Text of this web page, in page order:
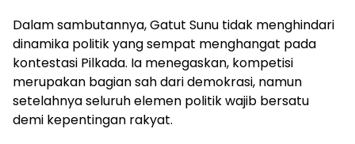
Dalam sambutannya, Gatut Sunu tidak menghindari
dinamika politik yang sempat menghangat pada
kontestasi Pilkada. Ia menegaskan, kompetisi
merupakan bagian sah dari demokrasi, namun
setelahnya seluruh elemen politik wajib bersatu
demi kepentingan rakyat.